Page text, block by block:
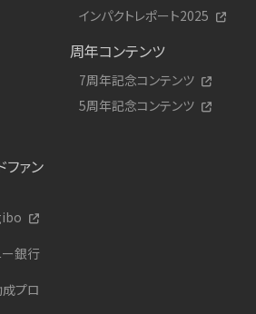
インパクトレポート2025
周年コンテンツ
7周年記念コンテンツ
5周年記念コンテンツ
ァン
銀行
プロ